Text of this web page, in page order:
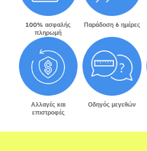
100% ασφαλής
πληρωμή
Παράδοση 6 ημέρες
Αλλαγές και
επιστροφές
Οδηγός μεγεθών